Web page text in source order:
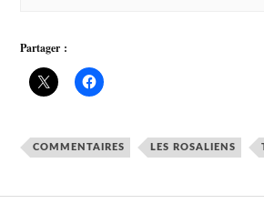
Partager :
COMMENTAIRES LES ROSALIENS